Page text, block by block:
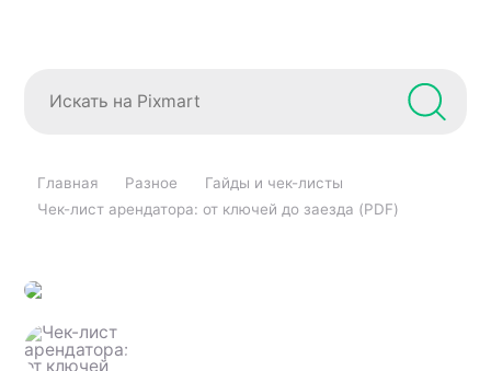
Главная Разное
Гайды и чек-листы
Чек-лист арендатора: от ключей до заезда (PDF)